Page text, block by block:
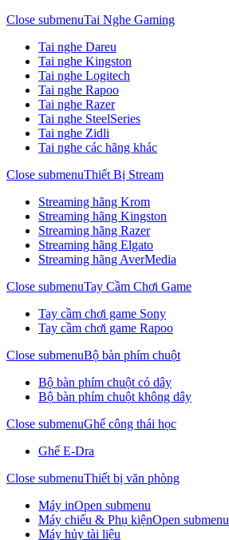
Close submenuTai Nghe Gaming
Tai nghe Dareu
Tai nghe Kingston
Tai nghe Logitech
Tai nghe Rapoo
Tai nghe Razer
Tai nghe SteelSeries
Tai nghe Zidli
Tai nghe các hãng khác
Close submenuThiết Bị Stream
Streaming hãng Krom
Streaming hãng Kingston
Streaming hãng Razer
Streaming hãng Elgato
Streaming hãng AverMedia
Close submenuTay Cầm Chơi Game
Tay cầm chơi game Sony
Tay cầm chơi game Rapoo
Close submenuBộ bàn phím chuột
Bộ bàn phím chuột có dây
Bộ bàn phím chuột không dây
Close submenuGhế công thái học
Ghế E-Dra
Close submenuThiết bị văn phòng
Máy inOpen submenu
Máy chiếu & Phụ kiệnOpen submenu
Máy hủy tài liệu